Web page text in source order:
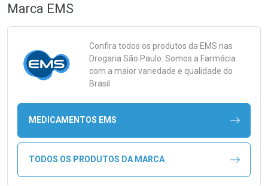
Marca EMS
Confira todos os produtos da EMS nas
Drogaria São Paulo. Somos a Farmácia
com a maior variedade e qualidade do
Brasil.
MEDICAMENTOS EMS
TODOS OS PRODUTOS DA MARCA